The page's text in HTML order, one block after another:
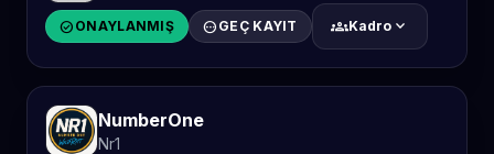
check_circle ONAYLANMIŞ pending GEÇ KAYIT groupsKadroexpand_more
NumberOne
Nr1